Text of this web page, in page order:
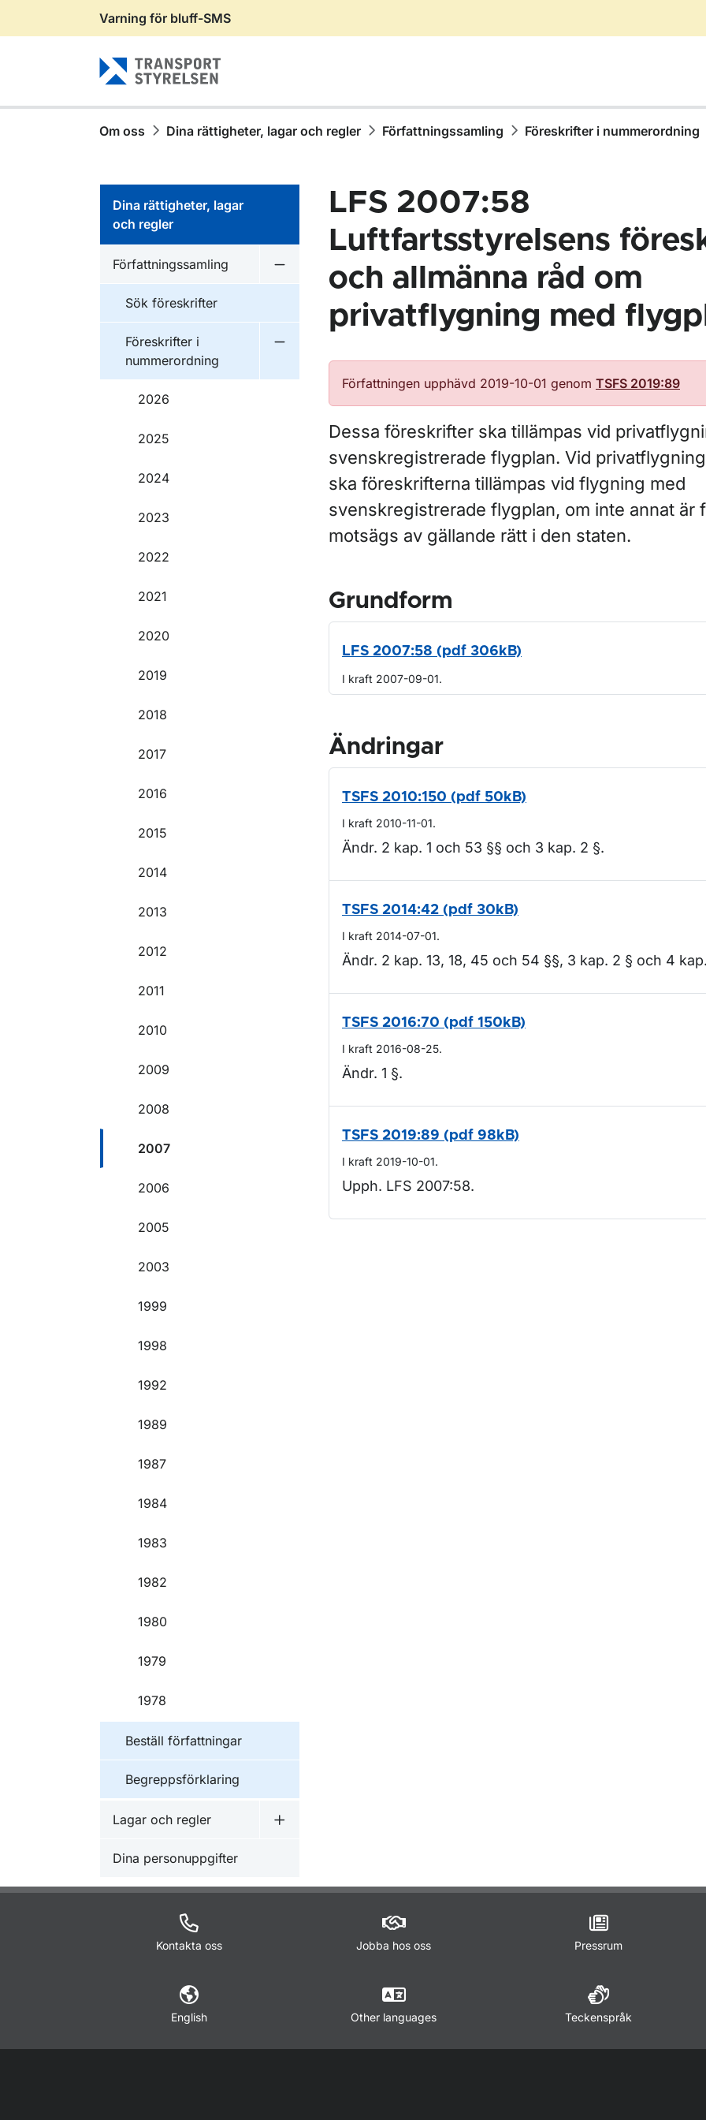
Gå till sidans innehåll
Varning för bluff-SMS
Om oss Dina rättigheter, lagar och regler Författningssamling Föreskrifter i nummerordning
Dina rättigheter, lagar
och regler
Författningssamling
Undermeny för Författningssamling
Sök föreskrifter
Föreskrifter i
nummerordning
2026
2025
2024
2023
2022
2021
2020
2019
2018
2017
2016
2015
2014
2013
2012
2011
2010
2009
2008
2007
2006
2005
2003
1999
1998
1992
1989
1987
1984
1983
1982
1980
1979
1978
Beställ författningar
Begreppsförklaring
Lagar och regler
Undermeny för Lagar och regler
Dina personuppgifter
LFS 2007:58
Luftfartsstyrelsens
och allmänna råd om
privatflygning med
Författningen upphävd 2019-10-01 genom TSFS 2019:89
Dessa föreskrifter ska tillämpas vid
svenskregistrerade flygplan. Vid
ska föreskrifterna tillämpas vid flygning med
svenskregistrerade flygplan, om inte annat är
motsägs av gällande rätt i den staten.
Grundform
LFS 2007:58 (pdf 306kB)
I kraft 2007-09-01.
Ändringar
TSFS 2010:150 (pdf 50kB)
I kraft 2010-11-01.
Ändr. 2 kap. 1 och 53 §§ och 3 kap. 2 §.
TSFS 2014:42 (pdf 30kB)
I kraft 2014-07-01.
Ändr. 2 kap. 13, 18, 45 och 54 §§, 3 kap. 2 § och 4
TSFS 2016:70 (pdf 150kB)
I kraft 2016-08-25.
Ändr. 1 §.
TSFS 2019:89 (pdf 98kB)
I kraft 2019-10-01.
Upph. LFS 2007:58.
Kontakta oss Jobba hos oss Pressrum
English Other languages Teckenspråk